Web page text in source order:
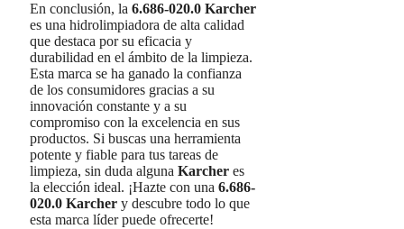
En conclusión, la 6.686-020.0 Karcher
es una hidrolimpiadora de alta calidad
que destaca por su eficacia y
durabilidad en el ámbito de la limpieza.
Esta marca se ha ganado la confianza
de los consumidores gracias a su
innovación constante y a su
compromiso con la excelencia en sus
productos. Si buscas una herramienta
potente y fiable para tus tareas de
limpieza, sin duda alguna Karcher es
la elección ideal. ¡Hazte con una 6.686-
020.0 Karcher y descubre todo lo que
esta marca líder puede ofrecerte!